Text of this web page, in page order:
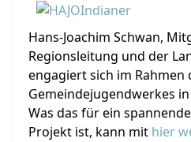
Hans-Joachim Schwan,
Regionsleitung und der
engagiert sich im Rahmen
Gemeindejugendwerkes
Was das für ein
Projekt ist, kann mit hier